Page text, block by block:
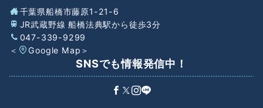
千葉県船橋市藤原1-21-6
JR武蔵野線 船橋法典駅から徒歩3分
047-339-9299
＜
Google Map ＞
SNSでも情報発信中！